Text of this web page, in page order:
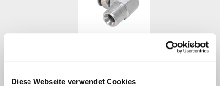
Diese Webseite verwendet Cookies
Adapter AGR - MM 90°